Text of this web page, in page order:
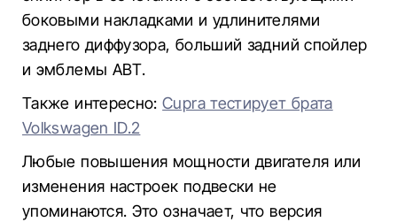
боковыми накладками и удлинителями
заднего диффузора, больший задний спойлер
и эмблемы ABT.
Также интересно:Cupra тестирует брата
Volkswagen ID.2
Любые повышения мощности двигателя или
изменения настроек подвески не
упоминаются. Это означает, что версия